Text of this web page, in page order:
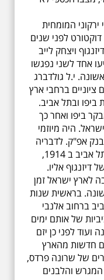
המומחית
לפני שנים
ויצחק לייב
אחד לשני נפגשו
י.ל גולדברג
ציוניים ברחבי ארץ
ביפו ובתל אביב.
ביפו ואחר כך
היה מיוזמי
אפ"ק. לדבריה
של שולי ירקוני הוא גם ביקר ביפו ובתל אביב ב 1914,
אליו.
לארץ ישראל זמן
בראשית שנות
ברחוב אלנבי
של אותם ימים
לפני כן יזם
חדשות מהארץ
של שרונה פרדס,
והלבנים